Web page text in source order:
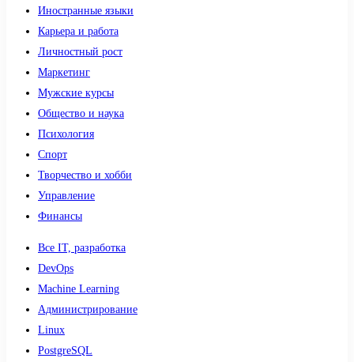
Иностранные языки
Карьера и работа
Личностный рост
Маркетинг
Мужские курсы
Общество и наука
Психология
Спорт
Творчество и хобби
Управление
Финансы
Все IT, разработка
DevOps
Machine Learning
Администрирование
Linux
PostgreSQL